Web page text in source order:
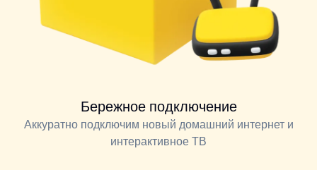
Бережное подключение
Аккуратно подключим новый домашний интернет и
интерактивное ТВ